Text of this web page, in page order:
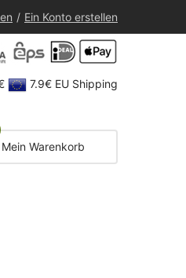
Ein Konto erstellen
7.9€ EU Shipping
Mein Warenkorb